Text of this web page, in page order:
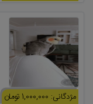
مژدگانی: 1,000,000 تومان